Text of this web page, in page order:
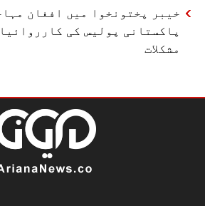
خیبر پختونخوا میں افغان
پاکستانی پولیس کی
مشکلات